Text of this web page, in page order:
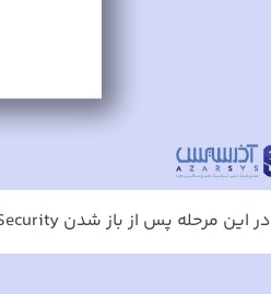
در این مرحله پس از باز شدن Advanced Security بر روی گزینه Outbound Rules در سمت چپ کلیک کنید.